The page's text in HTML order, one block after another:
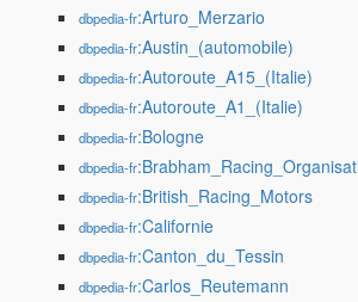
dbpedia-fr:Arturo_Merzario
dbpedia-fr:Austin_(automobile)
dbpedia-fr:Autoroute_A15_(Italie)
dbpedia-fr:Autoroute_A1_(Italie)
dbpedia-fr:Bologne
dbpedia-fr
dbpedia-fr:British_Racing_Motors
dbpedia-fr:Californie
dbpedia-fr:Canton_du_Tessin
dbpedia-fr:Carlos_Reutemann